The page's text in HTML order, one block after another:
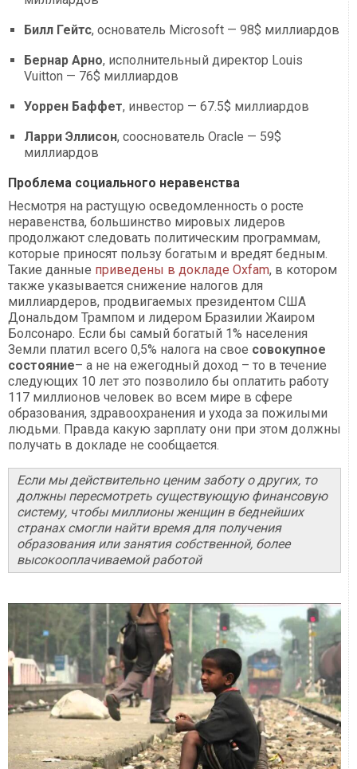
Билл Гейтс, основатель Microsoft — 98$ миллиардов
Бернар Арно, исполнительный директор Louis
Vuitton — 76$ миллиардов
Уоррен Баффет, инвестор — 67.5$ миллиардов
Ларри Эллисон, сооснователь Oracle — 59$
миллиардов
Проблема социального неравенства
Несмотря на растущую осведомленность о росте
неравенства, большинство мировых лидеров
продолжают следовать политическим программам,
которые приносят пользу богатым и вредят бедным.
Такие данные приведены в докладе Oxfam, в котором
также указывается снижение налогов для
миллиардеров, продвигаемых президентом США
Дональдом Трампом и лидером Бразилии Жаиром
Болсонаро. Если бы самый богатый 1% населения
Земли платил всего 0,5% налога на свое совокупное
состояние– а не на ежегодный доход – то в течение
следующих 10 лет это позволило бы оплатить работу
117 миллионов человек во всем мире в сфере
образования, здравоохранения и ухода за пожилыми
людьми. Правда какую зарплату они при этом должны
получать в докладе не сообщается.
Если мы действительно ценим заботу о других, то
должны пересмотреть существующую финансовую
систему, чтобы миллионы женщин в беднейших
странах смогли найти время для получения
образования или занятия собственной, более
высокооплачиваемой работой